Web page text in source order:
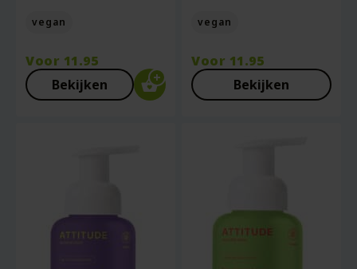
vegan
Voor 11.95
Bekijken
vegan
Voor 11.95
Bekijken